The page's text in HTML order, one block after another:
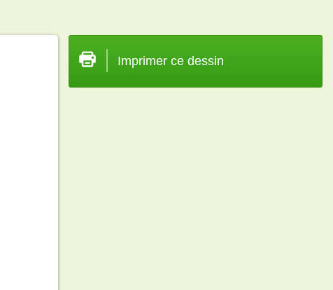
Imprimer ce dessin